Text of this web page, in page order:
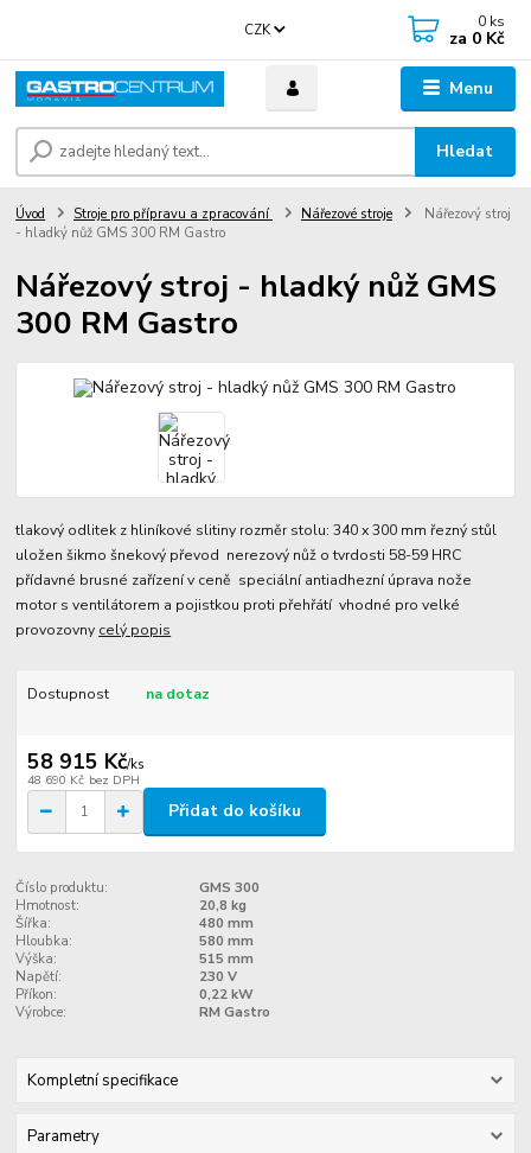
Menu
CZK
Hledat
0 ks
za 0 Kč
Úvod Stroje pro přípravu a zpracování Nářezové stroje
Nářezový stroj
- hladký nůž GMS 300 RM Gastro
Nářezový stroj - hladký nůž GMS
300 RM Gastro
tlakový odlitek z hliníkové slitiny rozměr stolu: 340 x 300 mm řezný stůl
uložen šikmo šnekový převod nerezový nůž o tvrdosti 58-59 HRC
přídavné brusné zařízení v ceně speciální antiadhezní úprava nože
motor s ventilátorem a pojistkou proti přehřátí vhodné pro velké
provozovny celý popis
Dostupnost na dotaz
58 915 Kč/ks
48 690 Kč bez DPH
Přidat do košíku
Číslo produktu:
GMS 300
Hmotnost:
20,8 kg
Šířka:
480 mm
Hloubka:
580 mm
Výška:
515 mm
Napětí:
230 V
Příkon:
0,22 kW
Výrobce:
RM Gastro
Kompletní specifikace
Parametry